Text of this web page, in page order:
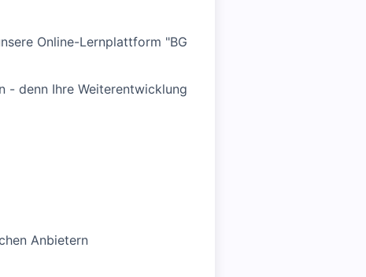
Online-Lernplattform "BG
- denn Ihre Weiterentwicklung
Anbietern